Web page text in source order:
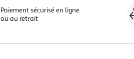
Paiement sécurisé en ligne
ou au retrait